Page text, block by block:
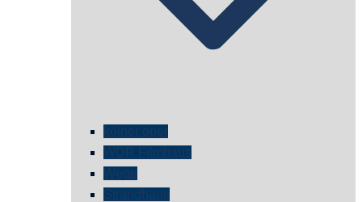
kölner oper
WDR Filmhaus
Wege
Strandhaus